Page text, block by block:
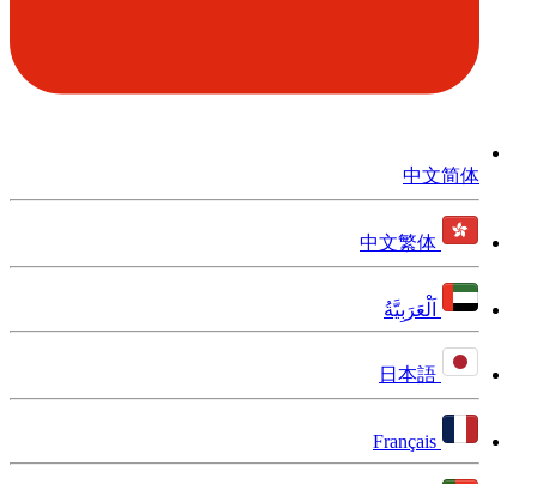
中文简体
中文繁体
اَلْعَرَبِيَّةُ
日本語
Français